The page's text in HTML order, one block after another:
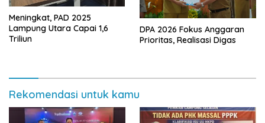
Meningkat, PAD 2025
Lampung Utara Capai 1,6
Triliun
DPA 2026 Fokus Anggaran
Prioritas, Realisasi Digas
Rekomendasi untuk kamu